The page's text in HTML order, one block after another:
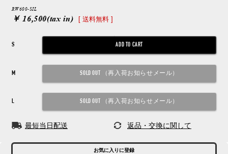
RW600-SIL
￥ 16,500(tax in) [ 送料無料 ]
S
M
L
最短当日配送 返品・交換に関して
お気に入りに登録